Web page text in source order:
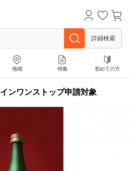
詳細検索
地域 特集 初めての方
ンワンストップ申請対象